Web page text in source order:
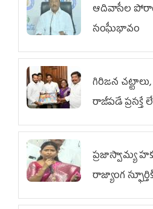
ఆదివాసీల
సంఘీభావం
గిరిజన
రాజీపడే ప్రసక్తే
ప్రజాస్వామ్య
రాజ్యాంగ